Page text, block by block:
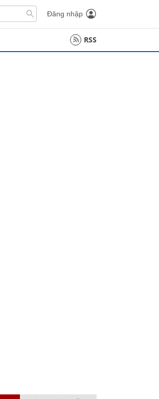
Đăng nhập
RSS